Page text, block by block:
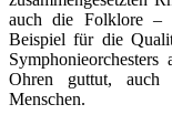
auch die Folklore –
Beispiel für die
Ohren guttut, auch
Menschen.